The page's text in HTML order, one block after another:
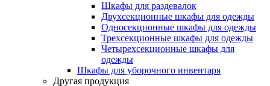
Шкафы для раздевалок
Двухсекционные шкафы для одежды
Односекционные шкафы для одежды
Трехсекционные шкафы для одежды
Четырехсекционные шкафы для
одежды
Шкафы для уборочного инвентаря
Другая продукция